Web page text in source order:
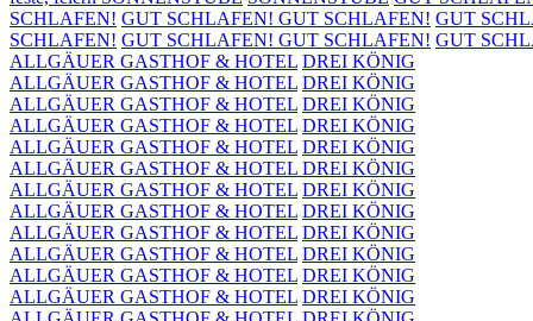
SCHLAFEN! GUT SCHLAFEN! GUT SCHLAFEN! GUT
SCHLAFEN! GUT SCHLAFEN! GUT SCHLAFEN! GUT
ALLGÄUER GASTHOF & HOTEL DREI KÖNIG
ALLGÄUER GASTHOF & HOTEL DREI KÖNIG
ALLGÄUER GASTHOF & HOTEL DREI KÖNIG
ALLGÄUER GASTHOF & HOTEL DREI KÖNIG
ALLGÄUER GASTHOF & HOTEL DREI KÖNIG
ALLGÄUER GASTHOF & HOTEL DREI KÖNIG
ALLGÄUER GASTHOF & HOTEL DREI KÖNIG
ALLGÄUER GASTHOF & HOTEL DREI KÖNIG
ALLGÄUER GASTHOF & HOTEL DREI KÖNIG
ALLGÄUER GASTHOF & HOTEL DREI KÖNIG
ALLGÄUER GASTHOF & HOTEL DREI KÖNIG
ALLGÄUER GASTHOF & HOTEL DREI KÖNIG